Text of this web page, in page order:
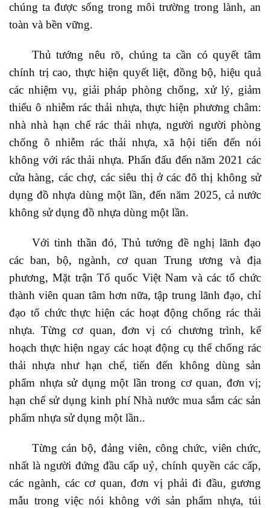
chúng ta được sống trong môi trường trong lành, an
toàn và bền vững.
Thủ tướng nêu rõ, chúng ta cần có quyết tâm
chính trị cao, thực hiện quyết liệt, đồng bộ, hiệu quả
các nhiệm vụ, giải pháp phòng chống, xử lý, giảm
thiểu ô nhiễm rác thải nhựa, thực hiện phương châm:
nhà nhà hạn chế rác thải nhựa, người người phòng
chống ô nhiễm rác thải nhựa, xã hội tiến đến nói
không với rác thải nhựa. Phấn đấu đến năm 2021 các
cửa hàng, các chợ, các siêu thị ở các đô thị không sử
dụng đồ nhựa dùng một lần, đến năm 2025, cả nước
không sử dụng đồ nhựa dùng một lần.
Với tinh thần đó, Thủ tướng đề nghị lãnh đạo
các ban, bộ, ngành, cơ quan Trung ương và địa
phương, Mặt trận Tổ quốc Việt Nam và các tổ chức
thành viên quan tâm hơn nữa, tập trung lãnh đạo, chỉ
đạo tổ chức thực hiện các hoạt động chống rác thải
nhựa. Từng cơ quan, đơn vị có chương trình, kế
hoạch thực hiện ngay các hoạt động cụ thể chống rác
thải nhựa như hạn chế, tiến đến không dùng sản
phẩm nhựa sử dụng một lần trong cơ quan, đơn vị;
hạn chế sử dụng kinh phí Nhà nước mua sắm các sản
phẩm nhựa sử dụng một lần..
Từng cán bộ, đảng viên, công chức, viên chức,
nhất là người đứng đầu cấp uỷ, chính quyền các cấp,
các ngành, các cơ quan, đơn vị phải đi đầu, gương
mẫu trong việc nói không với sản phẩm nhựa, túi